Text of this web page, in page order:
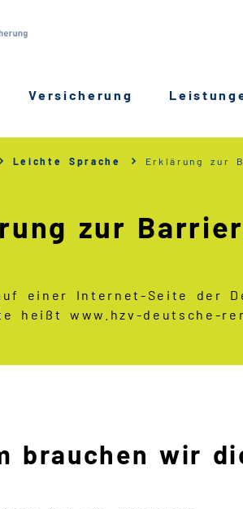
Versicherung
Leichte Sprache Erklärung zur
zur
einer Internet-Seite der
heißt www.hzv-deutsche-
brauchen wir